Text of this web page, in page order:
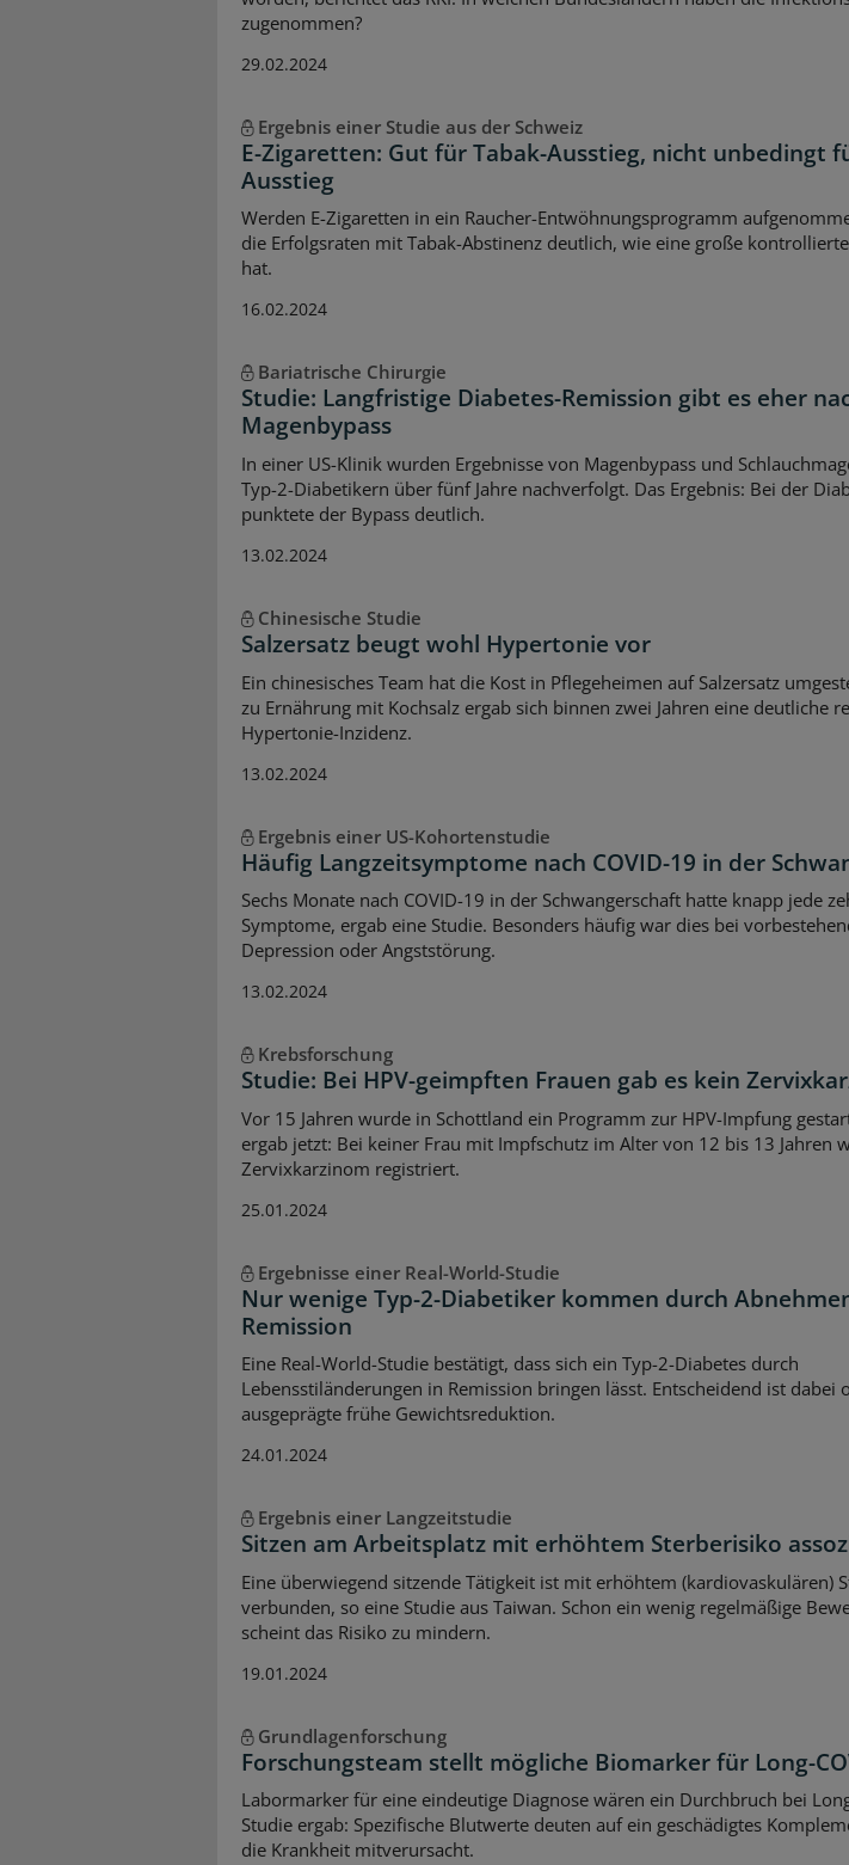
zugenommen?
29.02.2024
Ergebnis einer Studie aus der Schweiz
E-Zigaretten: Gut für Tabak-Ausstieg, nicht unbedingt
Ausstieg
Werden E-Zigaretten in ein Raucher-Entwöhnungsprogramm
die Erfolgsraten mit Tabak-Abstinenz deutlich, wie eine große
hat.
16.02.2024
Bariatrische Chirurgie
Studie: Langfristige Diabetes-Remission gibt es eher
Magenbypass
In einer US-Klinik wurden Ergebnisse von Magenbypass und
Typ-2-Diabetikern über fünf Jahre nachverfolgt. Das Ergebnis: Bei der
punktete der Bypass deutlich.
13.02.2024
Chinesische Studie
Salzersatz beugt wohl Hypertonie vor
Ein chinesisches Team hat die Kost in Pflegeheimen auf Salzersatz
zu Ernährung mit Kochsalz ergab sich binnen zwei Jahren eine deutliche
Hypertonie-Inzidenz.
13.02.2024
Ergebnis einer US-Kohortenstudie
Häufig Langzeitsymptome nach COVID-19 in der
Sechs Monate nach COVID-19 in der Schwangerschaft hatte knapp jede
Symptome, ergab eine Studie. Besonders häufig war dies bei
Depression oder Angststörung.
13.02.2024
Krebsforschung
Studie: Bei HPV-geimpften Frauen gab es kein
Vor 15 Jahren wurde in Schottland ein Programm zur HPV-Impfung
ergab jetzt: Bei keiner Frau mit Impfschutz im Alter von 12 bis 13 Jahren
Zervixkarzinom registriert.
25.01.2024
Ergebnisse einer Real-World-Studie
Nur wenige Typ-2-Diabetiker kommen durch
Remission
Eine Real-World-Studie bestätigt, dass sich ein Typ-2-Diabetes durch
Lebensstiländerungen in Remission bringen lässt. Entscheidend ist dabei
ausgeprägte frühe Gewichtsreduktion.
24.01.2024
Ergebnis einer Langzeitstudie
Sitzen am Arbeitsplatz mit erhöhtem Sterberisiko
Eine überwiegend sitzende Tätigkeit ist mit erhöhtem (kardiovaskulären)
verbunden, so eine Studie aus Taiwan. Schon ein wenig regelmäßige
scheint das Risiko zu mindern.
19.01.2024
Grundlagenforschung
Forschungsteam stellt mögliche Biomarker für Long-
Labormarker für eine eindeutige Diagnose wären ein Durchbruch bei
Studie ergab: Spezifische Blutwerte deuten auf ein geschädigtes
die Krankheit mitverursacht.